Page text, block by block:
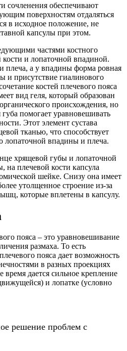
сочленения обеспечивают
поверхностям отдаляться
в исходное положение, не
капсулы при этом.
частями костного
кости и лопаточной впадиной.
плеча, а у впадины форма ровная
и присутствие гиалинового
костей плечевого пояса
вид геля, который образован
происхождения, но
помогает уравновешивать
Этот элемент сустава
тканью, что способствует
лопаточной впадины и плеча.
хрящевой губы и лопаточной
плечевой кости капсула
шейке. Снизу она имеет
утолщенное строение из-за
которые вплетены в капсулу.
пояса – это уравновешивание
размаха. То есть
пояса дает возможность
в разных проекциях
дается сильное крепление
и лопатке (условно
решение проблем с